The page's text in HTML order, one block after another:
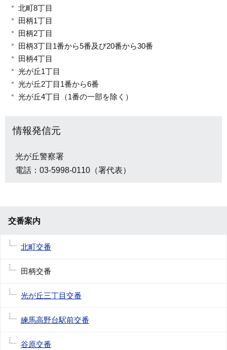
北町8丁目
田柄1丁目
田柄2丁目
田柄3丁目1番から5番及び20番から30番
田柄4丁目
光が丘1丁目
光が丘2丁目1番から6番
光が丘4丁目（1番の一部を除く）
情報発信元
光が丘警察署
電話：03-5998-0110（署代表）
交番案内
北町交番
田柄交番
光が丘三丁目交番
練馬高野台駅前交番
谷原交番